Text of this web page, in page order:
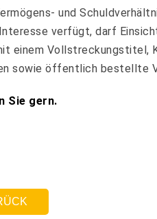
und
verfügt, darf
einem
sowie öffentlich bestellte
Sie gern.